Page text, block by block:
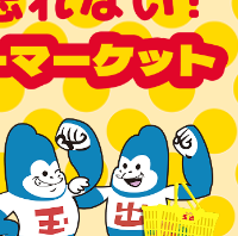
公式アプリ